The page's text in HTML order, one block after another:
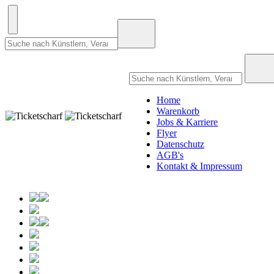
Home
Warenkorb
Jobs & Karriere
Flyer
Datenschutz
AGB's
Kontakt & Impressum